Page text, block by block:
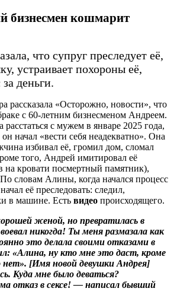
бизнесмен кошмарит
что супруг преследует её,
устраивает похороны её,
за деньги.
рассказала «Осторожно, новости», что
с 60-летним бизнесменом Андреем.
расстаться с мужем в январе 2025 года,
начал «вести себя неадекватно». Она
избивал её, громил дом, сломал
того, Андрей имитировал её
на кровати посмертный памятник),
словам Алины, когда начался процесс
её преследовать: следил,
в машине. Есть видео происходящего.
женой, но превратилась в
никогда! Ты меня размазала как
это делала своими отказами в
«Алина, ну кто мне это даст, кроме
нет». [Имя новой девушки Андрея]
Куда мне было деваться?
отказ в сексе! — написал бывший